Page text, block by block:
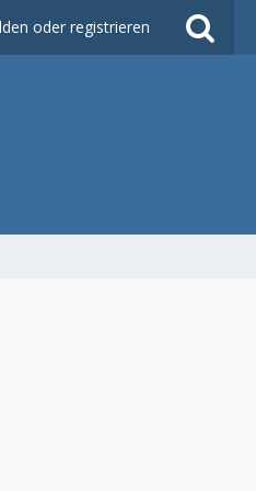
oder registrieren